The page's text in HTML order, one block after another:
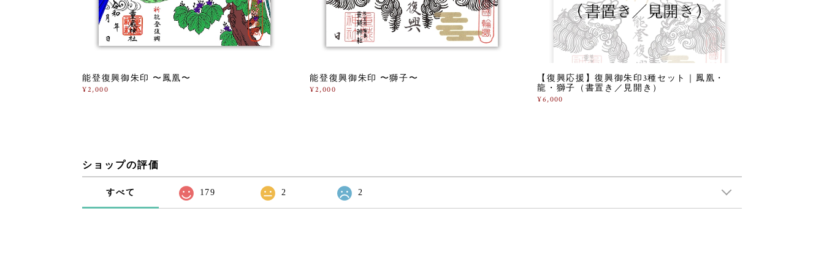
能登復興御朱印 〜鳳凰〜
¥2,000
能登復興御朱印 〜獅子〜
¥2,000
【復興応援】復興御朱印3種セット｜鳳凰・
龍・獅子（書置き／見開き）
¥6,000
ショップの評価
すべて 179 2 2